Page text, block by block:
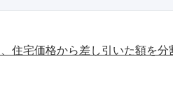
住宅価格から差し引いた額を